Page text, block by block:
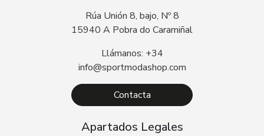
Rúa Unión 8, bajo, Nº 8
15940 A Pobra do Caramiñal
Llámanos: +34
info@sportmodashop.com
Contacta
Apartados Legales